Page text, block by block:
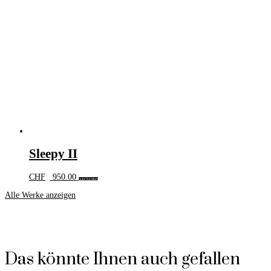
Sleepy II
CHF 950.00 In den Warenkorb
Alle Werke anzeigen
Das könnte Ihnen auch gefallen